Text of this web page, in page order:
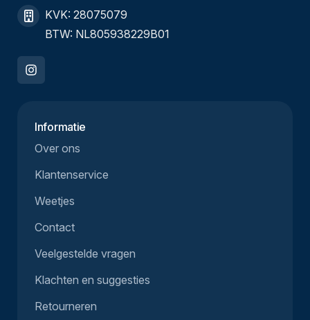
KVK: 28075079
BTW: NL805938229B01
Informatie
Over ons
Klantenservice
Weetjes
Contact
Veelgestelde vragen
Klachten en suggesties
Retourneren